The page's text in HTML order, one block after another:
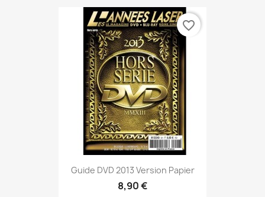
Guide DVD 2013 Version Papier
8,90 €
favorite_border